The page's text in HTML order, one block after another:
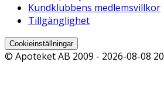
Kundklubbens medlemsvillkor
Tillgänglighet
Cookieinställningar
© Apoteket AB 2009 - 2026-08-08